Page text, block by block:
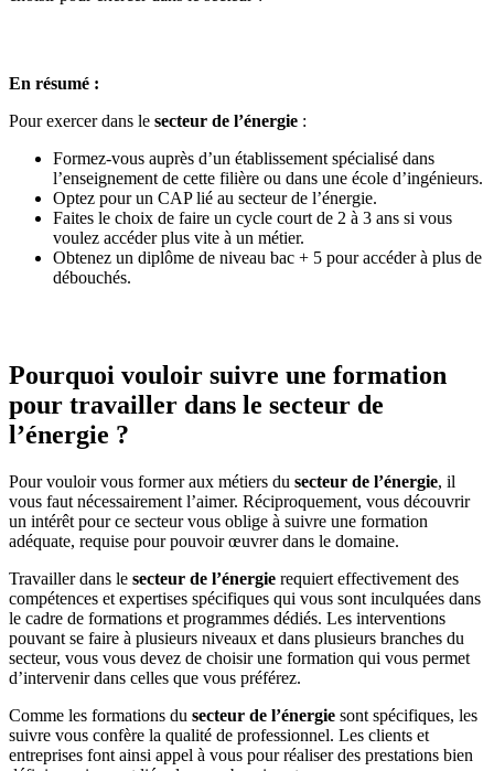
En résumé :
Pour exercer dans le secteur de l’énergie :
Formez-vous auprès d’un établissement spécialisé dans
l’enseignement de cette filière ou dans une école d’ingénieurs.
Optez pour un CAP lié au secteur de l’énergie.
Faites le choix de faire un cycle court de 2 à 3 ans si vous
voulez accéder plus vite à un métier.
Obtenez un diplôme de niveau bac + 5 pour accéder à plus de
débouchés.
Pourquoi vouloir suivre une formation
pour travailler dans le secteur de
l’énergie ?
Pour vouloir vous former aux métiers du secteur de l’énergie, il
vous faut nécessairement l’aimer. Réciproquement, vous découvrir
un intérêt pour ce secteur vous oblige à suivre une formation
adéquate, requise pour pouvoir œuvrer dans le domaine.
Travailler dans le secteur de l’énergie requiert effectivement des
compétences et expertises spécifiques qui vous sont inculquées dans
le cadre de formations et programmes dédiés. Les interventions
pouvant se faire à plusieurs niveaux et dans plusieurs branches du
secteur, vous vous devez de choisir une formation qui vous permet
d’intervenir dans celles que vous préférez.
Comme les formations du secteur de l’énergie sont spécifiques, les
suivre vous confère la qualité de professionnel. Les clients et
entreprises font ainsi appel à vous pour réaliser des prestations bien